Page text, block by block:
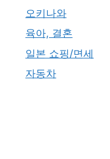
오키나와
육아, 결혼
일본 쇼핑/면세
자동차